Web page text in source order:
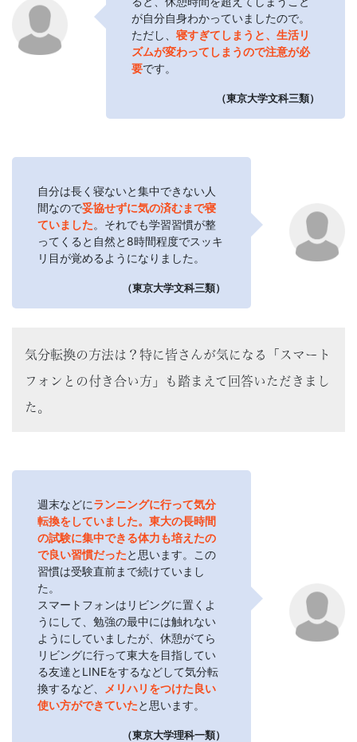
が自分自身わかっていましたので。
ただし、 寝すぎてしまうと、生活リ
ズムが変わってしまうので注意が必
要です。
（東京大学文科三類）
自分は長く寝ないと集中できない人
間なので妥協せずに気の済むまで寝
ていました。それでも学習習慣が整
ってくると自然と8時間程度でスッキ
リ目が覚めるようになりました。
（東京大学文科三類）
気分転換の方法は？特に皆さんが気になる「スマート
フォンとの付き合い方」も踏まえて回答いただきまし
た。
週末などにランニングに行って気分
転換をしていました。東大の長時間
の試験に集中できる体力も培えたの
で良い習慣だったと思います。この
習慣は受験直前まで続けていまし
た。
スマートフォンはリビングに置くよ
うにして、勉強の最中には触れない
ようにしていましたが、休憩がてら
リビングに行って東大を目指してい
る友達とLINEをするなどして気分転
換するなど、
メリハリをつけた良い
使い方ができていたと思います。
（東京大学理科一類）